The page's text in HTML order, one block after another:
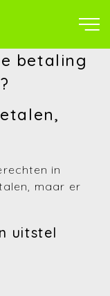
betaling
in
maar er
uitstel